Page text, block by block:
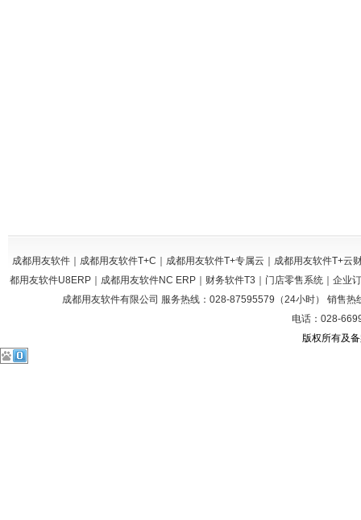
成都用友软件｜成都用友软件T+C｜成都用友软件T+专属云｜成都用友软件T+
都用友软件U8ERP｜成都用友软件NC ERP｜财务软件T3｜门店零售系统｜企
成都用友软件有限公司 服务热线：028-87595579（24小时） 销售
电话：028-
版权所有及